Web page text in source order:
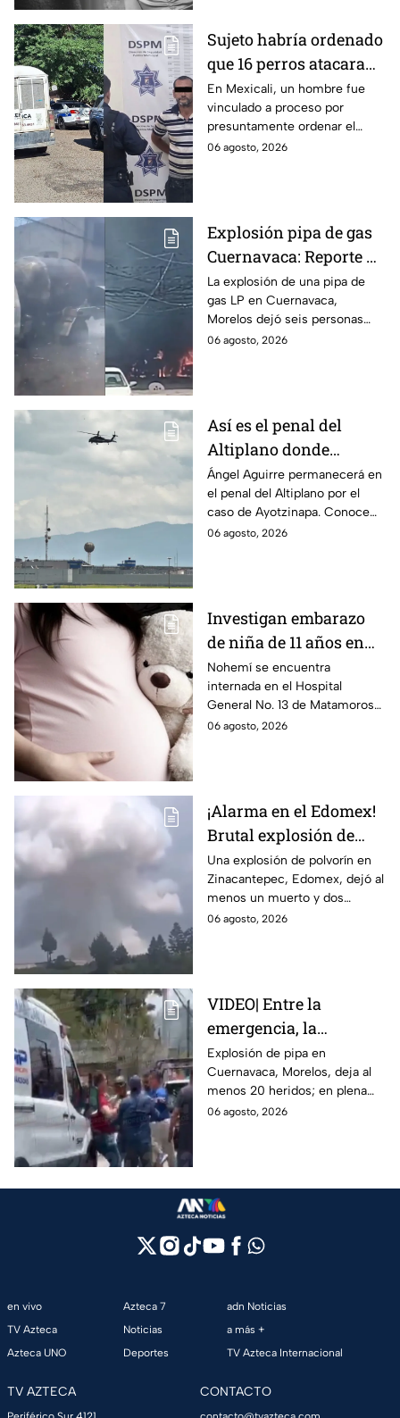
Sujeto habría ordenado
que 16 perros atacaran
a su hermana con
discapacidad en
Mexicali, BC
En Mexicali, un hombre fue
vinculado a proceso por
presuntamente ordenar el
ataque de 16 perros contra su
06 agosto, 2026
Explosión pipa de gas
Cuernavaca: Reporte de
víctimas tras estallido
en Morelos
La explosión de una pipa de
gas LP en Cuernavaca,
Morelos dejó seis personas
hospitalizadas. IMSS informó
06 agosto, 2026
Así es el penal del
Altiplano donde
permanecerá Ángel
Aguirre por caso
Ayotzinapa
Ángel Aguirre permanecerá en
el penal del Altiplano por el
caso de Ayotzinapa. Conoce
dónde está, cómo es esta
06 agosto, 2026
Investigan embarazo
de niña de 11 años en
Matamoros,
Tamaulipas; ¿qué pasó
con Nohemí?
Nohemí se encuentra
internada en el Hospital
General No. 13 de Matamoros
tras complicaciones por un
06 agosto, 2026
¡Alarma en el Edomex!
Brutal explosión de
polvorín en Santa
María del Monte,
Zinacantepec; reportan
al menos un muerto y
Una explosión de polvorín en
Zinacantepec, Edomex, dejó al
menos un muerto y dos
heridos; autoridades atiende la
06 agosto, 2026
VIDEO| Entre la
emergencia, la
desesperación y el
llanto de un niño;
adultos desatan pelea
tras explosión de pipa
Explosión de pipa en
Cuernavaca, Morelos, deja al
menos 20 heridos; en plena
emergencia, dos hombres
06 agosto, 2026
en vivo
TV Azteca
Azteca UNO
Azteca 7
Noticias
Deportes
adn Noticias
a más +
TV Azteca Internacional
TV AZTECA CONTACTO